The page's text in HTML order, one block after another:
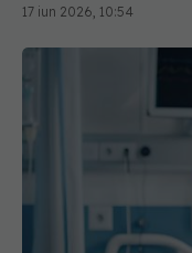
17 iun 2026, 10:54